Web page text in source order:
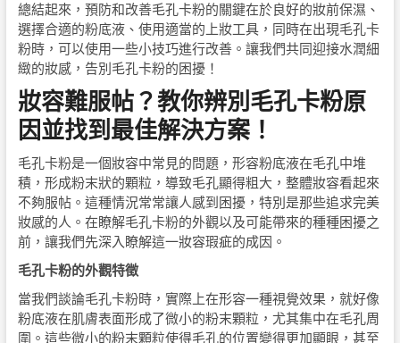
總結起來，預防和改善毛孔卡粉的關鍵在於良好的妝前保濕、
選擇合適的粉底液、使用適當的上妝工具，同時在出現毛孔卡
粉時，可以使用一些小技巧進行改善。讓我們共同迎接水潤細
緻的妝感，告別毛孔卡粉的困擾！
妝容難服帖？教你辨別毛孔卡粉原
因並找到最佳解決方案！
毛孔卡粉是一個妝容中常見的問題，形容粉底液在毛孔中堆
積，形成粉末狀的顆粒，導致毛孔顯得粗大，整體妝容看起來
不夠服帖。這種情況常常讓人感到困擾，特別是那些追求完美
妝感的人。在瞭解毛孔卡粉的外觀以及可能帶來的種種困擾之
前，讓我們先深入瞭解這一妝容瑕疵的成因。
毛孔卡粉的外觀特徵
當我們談論毛孔卡粉時，實際上在形容一種視覺效果，就好像
粉底液在肌膚表面形成了微小的粉末顆粒，尤其集中在毛孔周
圍。這些微小的粉末顆粒使得毛孔的位置變得更加顯眼，甚至